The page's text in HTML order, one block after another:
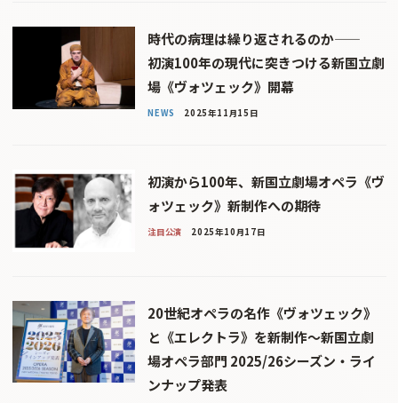
時代の病理は繰り返されるのか――
初演100年の現代に突きつける新国立劇
場《ヴォツェック》開幕
NEWS 2025年11月15日
初演から100年、新国立劇場オペラ《ヴ
ォツェック》新制作への期待
注目公演 2025年10月17日
20世紀オペラの名作《ヴォツェック》
と《エレクトラ》を新制作〜新国立劇
場オペラ部門 2025/26シーズン・ライ
ンナップ発表